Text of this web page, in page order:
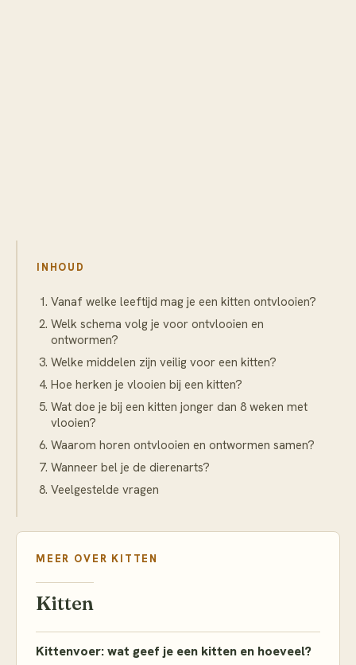
INHOUD
Vanaf welke leeftijd mag je een kitten ontvlooien?
Welk schema volg je voor ontvlooien en
ontwormen?
Welke middelen zijn veilig voor een kitten?
Hoe herken je vlooien bij een kitten?
Wat doe je bij een kitten jonger dan 8 weken met
vlooien?
Waarom horen ontvlooien en ontwormen samen?
Wanneer bel je de dierenarts?
Veelgestelde vragen
MEER OVER KITTEN
Kitten
Kittenvoer: wat geef je een kitten en hoeveel?